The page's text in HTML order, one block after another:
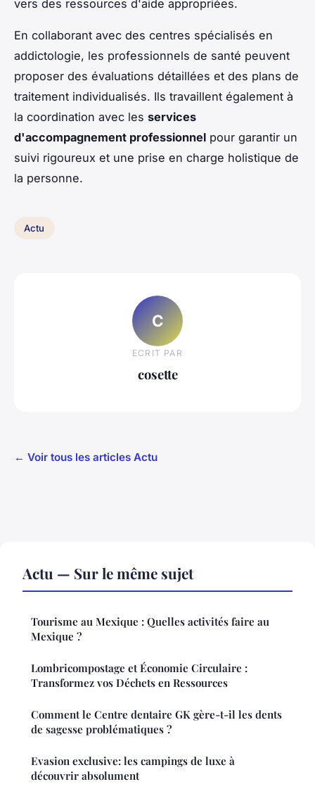
vers des ressources d'aide appropriées.
En collaborant avec des centres spécialisés en
addictologie, les professionnels de santé peuvent
proposer des évaluations détaillées et des plans de
traitement individualisés. Ils travaillent également à
la coordination avec les services
d'accompagnement professionnel pour garantir un
suivi rigoureux et une prise en charge holistique de
la personne.
Actu
C
ECRIT PAR
cosette
← Voir tous les articles Actu
Actu — Sur le même sujet
Tourisme au Mexique : Quelles activités faire au
Mexique ?
Lombricompostage et Économie Circulaire :
Transformez vos Déchets en Ressources
Comment le Centre dentaire GK gère-t-il les dents
de sagesse problématiques ?
Evasion exclusive: les campings de luxe à
découvrir absolument